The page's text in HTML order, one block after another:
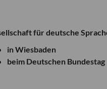
für deutsche
in Wiesbaden
beim Deutschen Bundestag